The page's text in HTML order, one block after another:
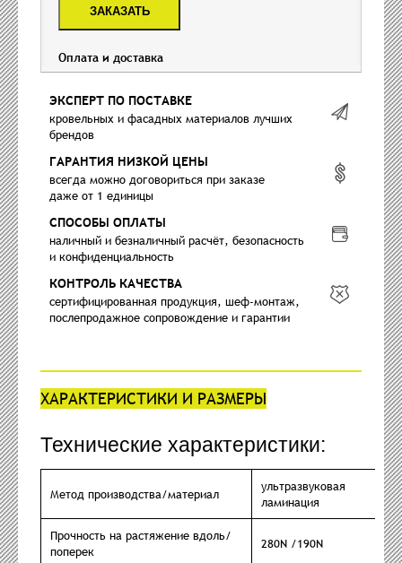
ЗАКАЗАТЬ
Оплата и доставка
ЭКСПЕРТ ПО ПОСТАВКЕ
кровельных и фасадных материалов лучших
брендов
ГАРАНТИЯ НИЗКОЙ ЦЕНЫ
всегда можно договориться при заказе
даже от 1 единицы
СПОСОБЫ ОПЛАТЫ
наличный и безналичный расчёт, безопасность
и конфиденциальность
КОНТРОЛЬ КАЧЕСТВА
сертифицированная продукция, шеф-монтаж,
послепродажное сопровождение и гарантии
ХАРАКТЕРИСТИКИ И РАЗМЕРЫ
Технические характеристики:
Метод производства/материал
ультразвуковая
ламинация
Прочность на растяжение вдоль/
поперек
280N /190N